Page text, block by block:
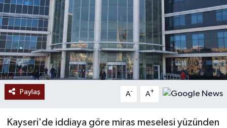
Paylaş A- A+
Kayseri'de iddiaya göre miras meselesi yüzünden